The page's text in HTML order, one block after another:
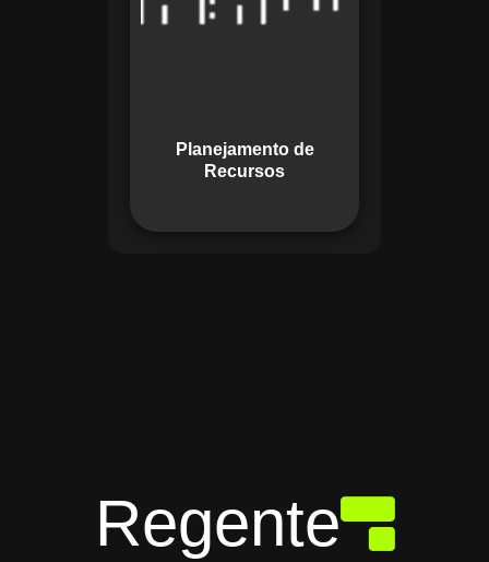
Planejamento de
Recursos
garante o uso
promovendo
Regente